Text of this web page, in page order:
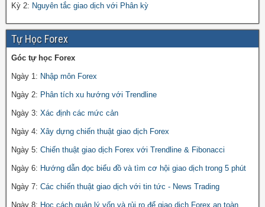
Kỳ 2: Nguyên tắc giao dịch với Phân kỳ
Tự Học Forex
Góc tự học Forex
Ngày 1: Nhập môn Forex
Ngày 2: Phân tích xu hướng với Trendline
Ngày 3: Xác định các mức cản
Ngày 4: Xây dựng chiến thuật giao dịch Forex
Ngày 5: Chiến thuật giao dịch Forex với Trendline & Fibonacci
Ngày 6: Hướng dẫn đọc biểu đồ và tìm cơ hội giao dịch trong 5 phút
Ngày 7: Các chiến thuật giao dịch với tin tức - News Trading
Ngày 8: Học cách quản lý vốn và rủi ro để giao dịch Forex an toàn